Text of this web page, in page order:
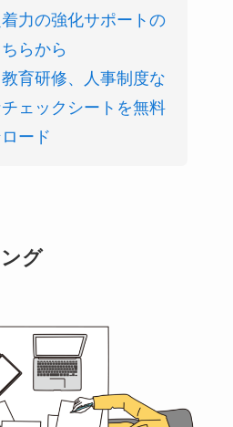
力の強化サポートの
らから
育研修、人事制度な
ェックシートを無料
ード
グ